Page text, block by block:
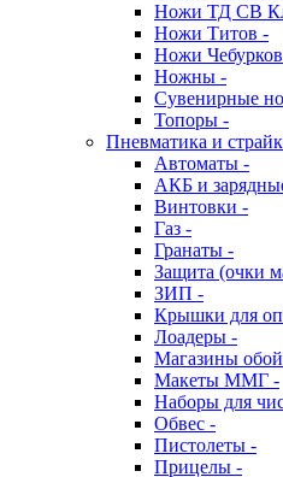
Ножи ТД СВ
Ножи Титов -
Ножи
Ножны -
Сувенирные
Топоры -
Пневматика и
Автоматы -
АКБ и
Винтовки -
Газ -
Гранаты -
Защита (очки
ЗИП -
Крышки для
Лоадеры -
Магазины
Макеты ММГ -
Наборы для
Обвес -
Пистолеты -
Прицелы -